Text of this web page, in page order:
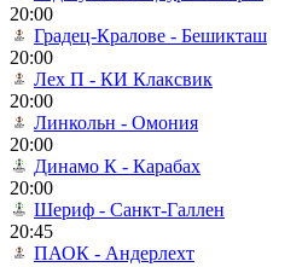
20:00
Градец-Кралове - Бешикташ
20:00
Лех П - КИ Клаксвик
20:00
Линкольн - Омония
20:00
Динамо К - Карабах
20:00
Шериф - Санкт-Галлен
20:45
ПАОК - Андерлехт